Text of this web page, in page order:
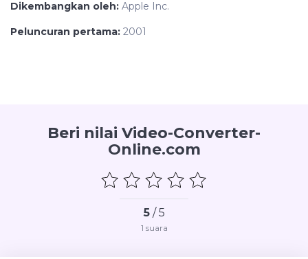
Dikembangkan oleh: Apple Inc.
Peluncuran pertama: 2001
Beri nilai Video-Converter-
Online.com
5/ 5
1 suara